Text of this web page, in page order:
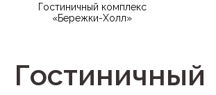
Гостиничный комплекс
«Бережки-Холл»
Гостиничный